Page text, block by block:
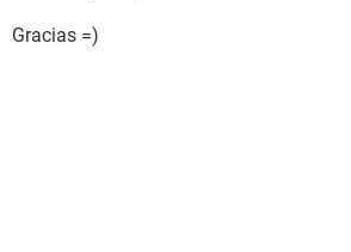
Gracias =)